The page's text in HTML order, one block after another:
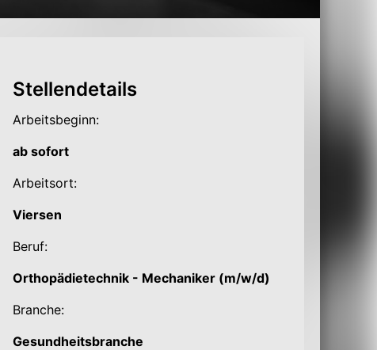
Stellendetails
Arbeitsbeginn:
ab sofort
Arbeitsort:
Viersen
Beruf:
Orthopädietechnik - Mechaniker (m/w/d)
Branche:
Gesundheitsbranche